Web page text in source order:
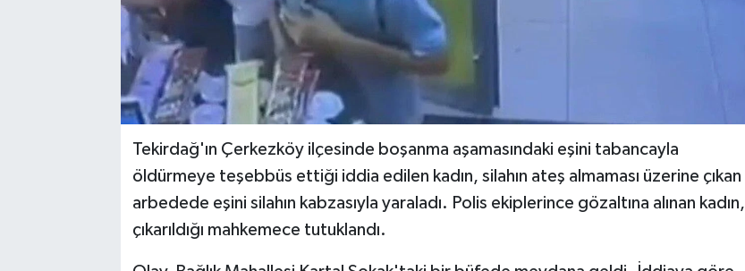
Tekirdağ'ın Çerkezköy ilçesinde boşanma aşamasındaki eşini tabancayla
öldürmeye teşebbüs ettiği iddia edilen kadın, silahın ateş almaması üzerine çıkan
arbedede eşini silahın kabzasıyla yaraladı. Polis ekiplerince gözaltına alınan kadın,
çıkarıldığı mahkemece tutuklandı.